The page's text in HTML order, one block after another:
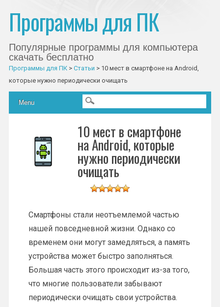
Программы для ПК
Популярные программы для компьютера
скачать бесплатно
Программы для ПК> Статьи > 10 мест в смартфоне на Android,
которые нужно периодически очищать
Главное меню
Skip to content
Menu
10 мест в смартфоне
на Android, которые
нужно периодически
очищать
Смартфоны стали неотъемлемой частью
нашей повседневной жизни. Однако со
временем они могут замедляться, а память
устройства может быстро заполняться.
Большая часть этого происходит из-за того,
что многие пользователи забывают
периодически очищать свои устройства.